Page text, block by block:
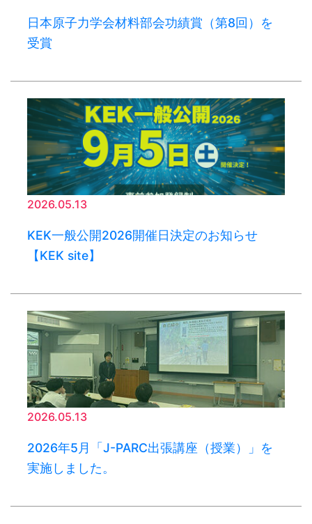
日本原子力学会材料部会功績賞（第8回）を
受賞
2026.05.13
KEK一般公開2026開催日決定のお知らせ
【KEK site】
2026.05.13
2026年5月「J-PARC出張講座（授業）」を
実施しました。